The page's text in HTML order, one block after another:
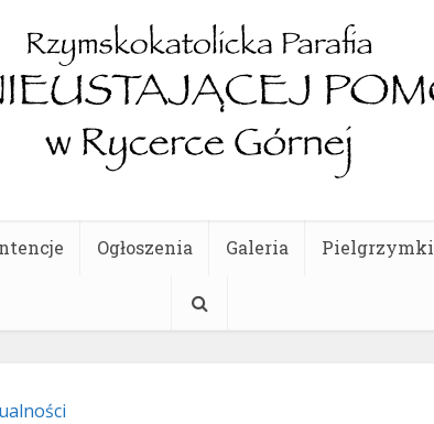
Ogłoszenia Galeria Pielgrzymki